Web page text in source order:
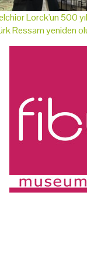
Lorck'un 500
Ressam yeniden